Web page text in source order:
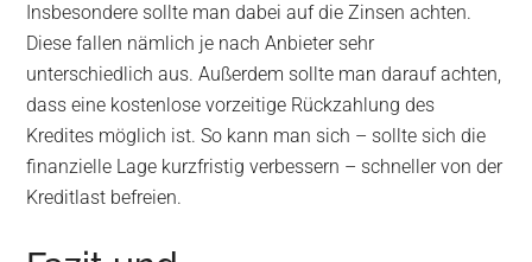
Insbesondere sollte man dabei auf die Zinsen achten.
Diese fallen nämlich je nach Anbieter sehr
unterschiedlich aus. Außerdem sollte man darauf achten,
dass eine kostenlose vorzeitige Rückzahlung des
Kredites möglich ist. So kann man sich – sollte sich die
finanzielle Lage kurzfristig verbessern – schneller von der
Kreditlast befreien.